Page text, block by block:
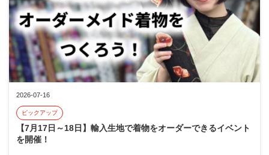
2026-07-16
ピックアップ
【7月17日～18日】輸入生地で着物をオーダーできるイベント
を開催！